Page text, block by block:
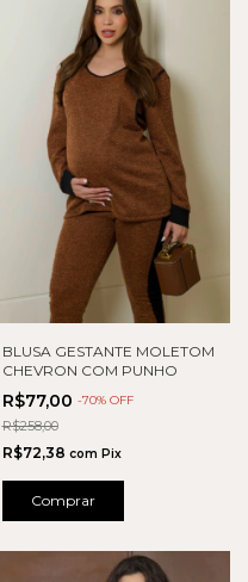
BLUSA GESTANTE MOLETOM
CHEVRON COM PUNHO
R$77,00 -70% OFF
R$258,00
R$72,38 com Pix
Comprar